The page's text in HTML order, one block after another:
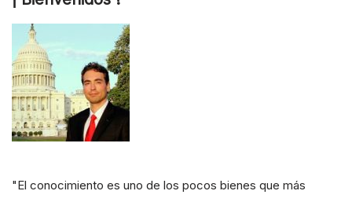
"El conocimiento es uno de los pocos bienes que más